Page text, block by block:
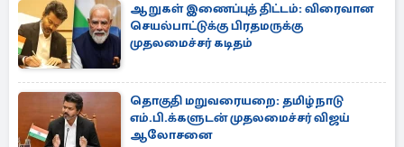
ஆறுகள் இணைப்புத் திட்டம்: விரைவான
செயல்பாட்டுக்கு பிரதமருக்கு
முதலமைச்சர் கடிதம்
தொகுதி மறுவரையறை: தமிழ்நாடு
எம்.பி.க்களுடன் முதலமைச்சர் விஜய்
ஆலோசனை